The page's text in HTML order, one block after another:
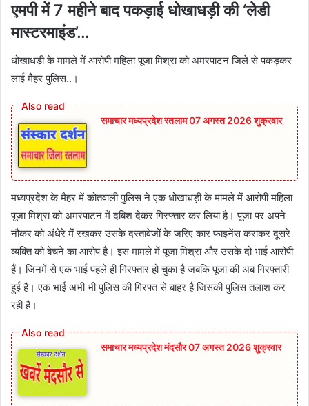
एमपी में 7 महीने बाद पकड़ाई धोखाधड़ी की ‘लेडी
मास्टरमाइंड’…
धोखाधड़ी के मामले में आरोपी महिला पूजा मिश्रा को अमरपाटन जिले से पकड़कर
लाई मैहर पुलिस..।
समाचार मध्यप्रदेश रतलाम 07 अगस्त 2026 शुक्रवार
मध्यप्रदेश के मैहर में कोतवाली पुलिस ने एक धोखाधड़ी के मामले में आरोपी महिला
पूजा मिश्रा को अमरपाटन में दबिश देकर गिरफ्तार कर लिया है। पूजा पर अपने
नौकर को अंधेरे में रखकर उसके दस्तावेजों के जरिए कार फाइनेंस कराकर दूसरे
व्यक्ति को बेचने का आरोप है। इस मामले में पूजा मिश्रा और उसके दो भाई आरोपी
हैं। जिनमें से एक भाई पहले ही गिरफ्तार हो चुका है जबकि पूजा की अब गिरफ्तारी
हुई है। एक भाई अभी भी पुलिस की गिरफ्त से बाहर है जिसकी पुलिस तलाश कर
रही है।
समाचार मध्यप्रदेश मंदसौर 07 अगस्त 2026 शुक्रवार